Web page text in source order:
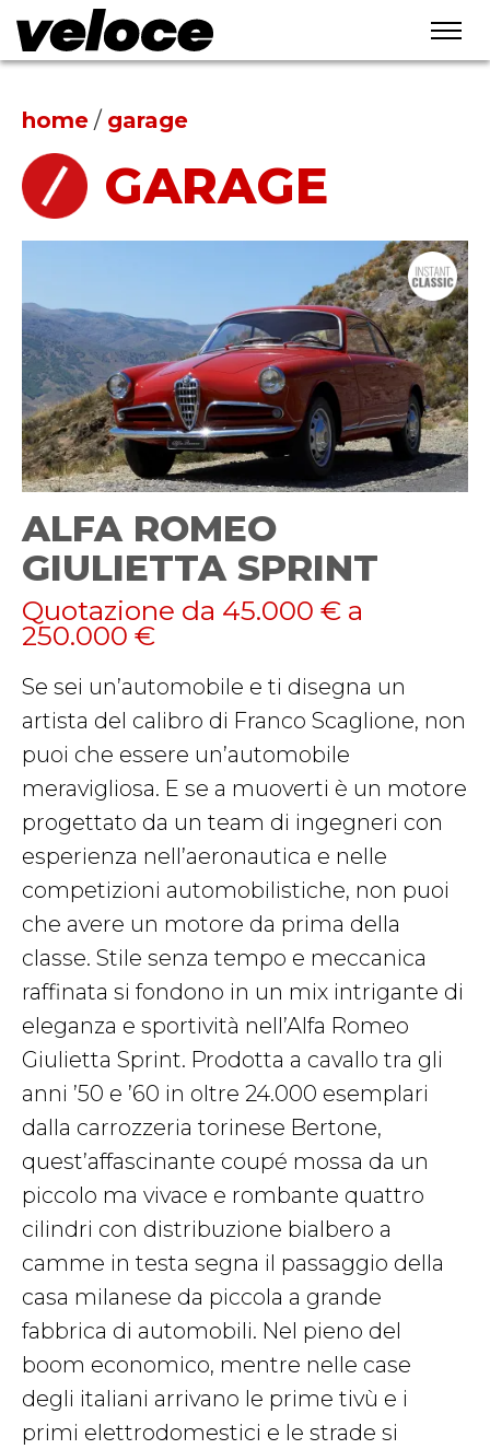
home / garage
GARAGE
ALFA ROMEO
GIULIETTA SPRINT
Quotazione da 45.000 € a
250.000 €
Se sei un’automobile e ti disegna un
artista del calibro di Franco Scaglione, non
puoi che essere un’automobile
meravigliosa. E se a muoverti è un motore
progettato da un team di ingegneri con
esperienza nell’aeronautica e nelle
competizioni automobilistiche, non puoi
che avere un motore da prima della
classe. Stile senza tempo e meccanica
raffinata si fondono in un mix intrigante di
eleganza e sportività nell’Alfa Romeo
Giulietta Sprint. Prodotta a cavallo tra gli
anni ’50 e ’60 in oltre 24.000 esemplari
dalla carrozzeria torinese Bertone,
quest’affascinante coupé mossa da un
piccolo ma vivace e rombante quattro
cilindri con distribuzione bialbero a
camme in testa segna il passaggio della
casa milanese da piccola a grande
fabbrica di automobili. Nel pieno del
boom economico, mentre nelle case
degli italiani arrivano le prime tivù e i
primi elettrodomestici e le strade si